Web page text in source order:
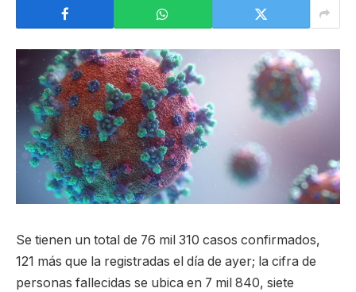
Se tienen un total de 76 mil 310 casos confirmados,
121 más que la registradas el día de ayer; la cifra de
personas fallecidas se ubica en 7 mil 840, siete